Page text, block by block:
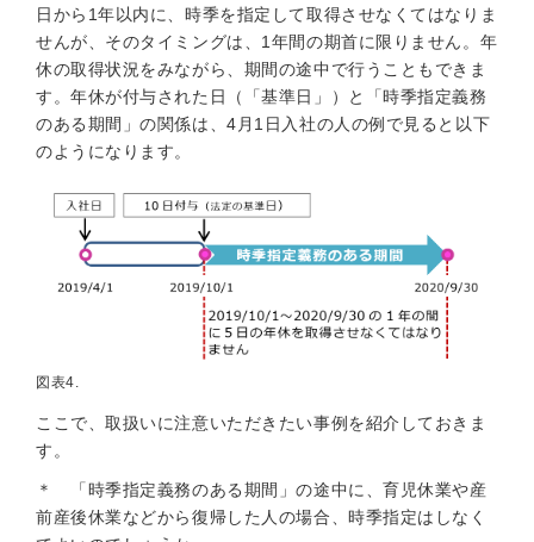
日から1年以内に、時季を指定して取得させなくてはなりま
せんが、そのタイミングは、1年間の期首に限りません。年
休の取得状況をみながら、期間の途中で行うこともできま
す。年休が付与された日（「基準日」）と「時季指定義務
のある期間」の関係は、4月1日入社の人の例で見ると以下
のようになります。
図表4.
ここで、取扱いに注意いただきたい事例を紹介しておきま
す。
＊ 「時季指定義務のある期間」の途中に、育児休業や産
前産後休業などから復帰した人の場合、時季指定はしなく